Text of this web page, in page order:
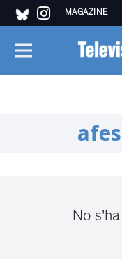
MAGAZINE
No